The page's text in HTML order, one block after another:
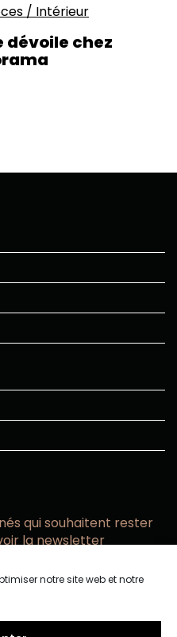
notre site web et notre
/ Intérieur
dévoile chez
qui souhaitent rester
la newsletter